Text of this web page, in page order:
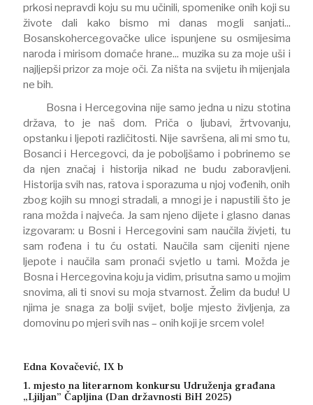
prkosi nepravdi koju su mu učinili, spomenike onih koji su
živote dali kako bismo mi danas mogli sanjati...
Bosanskohercegovačke ulice ispunjene su osmijesima
naroda i mirisom domaće hrane... muzika su za moje uši i
najljepši prizor za moje oči. Za ništa na svijetu ih mijenjala
ne bih.
Bosna i Hercegovina nije samo jedna u nizu stotina
država, to je naš dom. Priča o ljubavi, žrtvovanju,
opstanku i ljepoti različitosti. Nije savršena, ali mi smo tu,
Bosanci i Hercegovci, da je poboljšamo i pobrinemo se
da njen značaj i historija nikad ne budu zaboravljeni.
Historija svih nas, ratova i sporazuma u njoj vođenih, onih
zbog kojih su mnogi stradali, a mnogi je i napustili što je
rana možda i najveća. Ja sam njeno dijete i glasno danas
izgovaram: u Bosni i Hercegovini sam naučila živjeti, tu
sam rođena i tu ću ostati. Naučila sam cijeniti njene
ljepote i naučila sam pronaći svjetlo u tami. Možda je
Bosna i Hercegovina koju ja vidim, prisutna samo u mojim
snovima, ali ti snovi su moja stvarnost. Želim da budu! U
njima je snaga za bolji svijet, bolje mjesto življenja, za
domovinu po mjeri svih nas – onih koji je srcem vole!
Edna Kovačević, IX b
1. mjesto na literarnom konkursu Udruženja građana
„Ljiljan” Čapljina (Dan državnosti BiH 2025)